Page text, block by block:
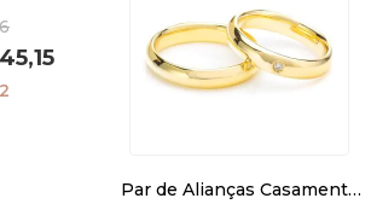
Friso
Par de Alianças Casamento